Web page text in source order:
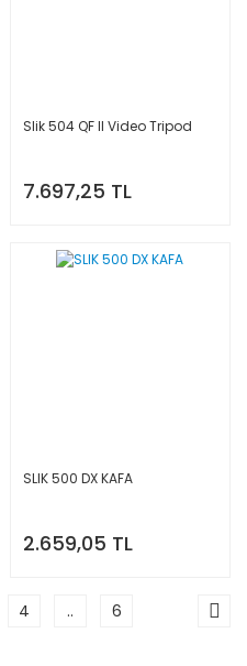
Slik 504 QF II Video Tripod
7.697,25 TL
SLIK 500 DX KAFA
2.659,05 TL
4 .. 6